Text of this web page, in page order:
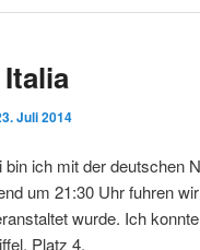
Juli 2014
bin ich mit der deutschen
um 21:30 Uhr fuhren
wurde. Ich
Platz 4.